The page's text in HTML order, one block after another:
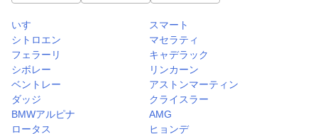
いすゞ
スマート
シトロエン
マセラティ
フェラーリ
キャデラック
シボレー
リンカーン
ベントレー
アストンマーティン
ダッジ
クライスラー
BMWアルピナ
AMG
ロータス
ヒョンデ